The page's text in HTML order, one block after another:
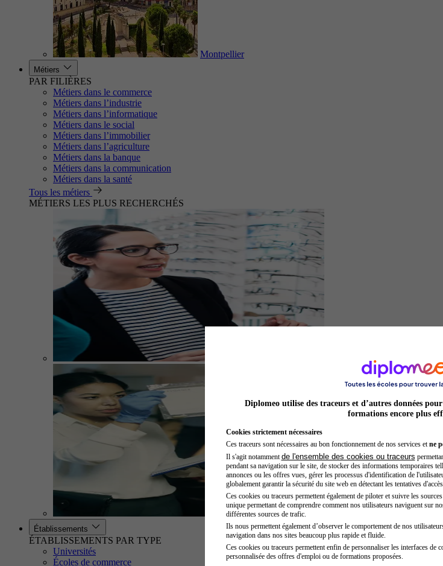
Montpellier
Métiers
PAR FILIÈRES
Métiers dans le commerce
Métiers dans l’industrie
Métiers dans l’informatique
Métiers dans le social
Métiers dans l’immobilier
Métiers dans l’agriculture
Métiers dans la banque
Métiers dans la communication
Métiers dans la santé
Tous les métiers
MÉTIERS LES PLUS RECHERCHÉS
Établissements
ÉTABLISSEMENTS PAR TYPE
Universités
Écoles de commerce
Diplomeo utilise des traceurs et d’autres données
formations encore plus
Cookies strictement nécessaires
Ces traceurs sont nécessaires au bon fonctionnement de nos services et ne
Il s'agit notamment de l'ensemble des cookies ou traceurs
pendant sa navigation sur le site, de stocker des informations temporaires
annonces ou les offres vues, gérer les processus d'identification de
globalement garantir la sécurité du site web en détectant les tentatives
Ces cookies ou traceurs permettent également de piloter et suivre les
unique permettant de comprendre comment nos utilisateurs naviguent sur
différentes sources de trafic.
Ils nous permettent également d’observer le comportement de nos
navigation dans nos sites beaucoup plus rapide et fluide.
Ces cookies ou traceurs permettent enfin de personnaliser les interfaces de
personnalisée des offres d'emploi ou de formations proposées.